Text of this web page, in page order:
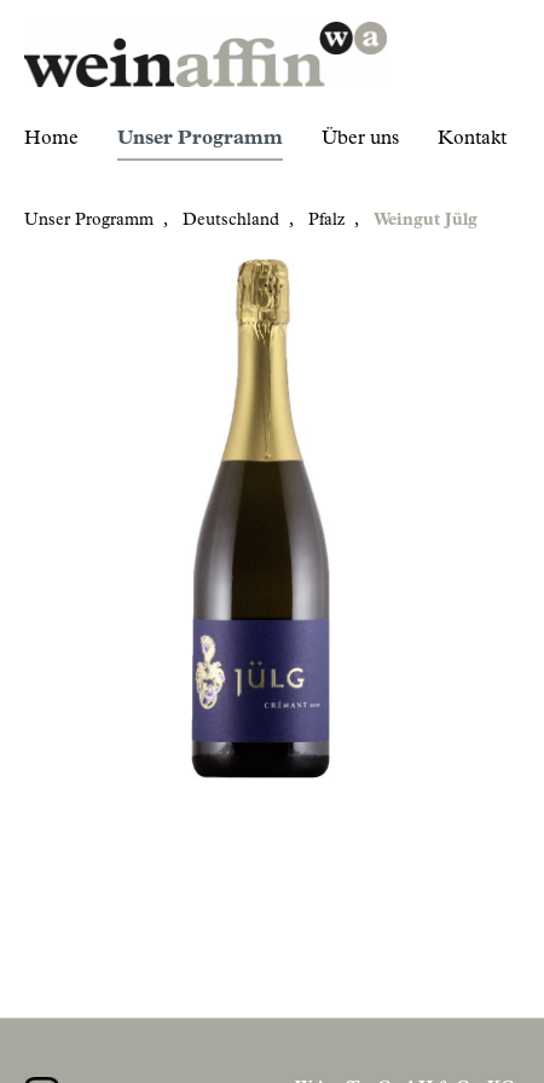
Home Unser Programm Über uns Kontakt
Zur Kategorie Unser Programm
Unser Programm , Deutschland , Pfalz , Weingut Jülg